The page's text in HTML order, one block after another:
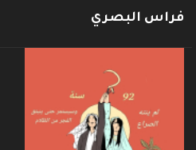
فراس البصري